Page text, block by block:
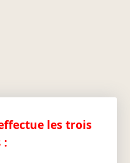
les trois
: